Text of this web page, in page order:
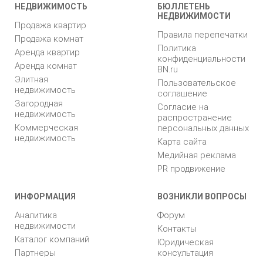
НЕДВИЖИМОСТЬ
Продажа квартир
Продажа комнат
Аренда квартир
Аренда комнат
Элитная
недвижимость
Загородная
недвижимость
Коммерческая
недвижимость
БЮЛЛЕТЕНЬ
НЕДВИЖИМОСТИ
Правила перепечатки
Политика
конфиденциальности
BN.ru
Пользовательское
соглашение
Согласие на
распространение
персональных данных
Карта сайта
Медийная реклама
PR продвижение
ИНФОРМАЦИЯ
Аналитика
недвижимости
Каталог компаний
Партнеры
ВОЗНИКЛИ ВОПРОСЫ
Форум
Контакты
Юридическая
консультация